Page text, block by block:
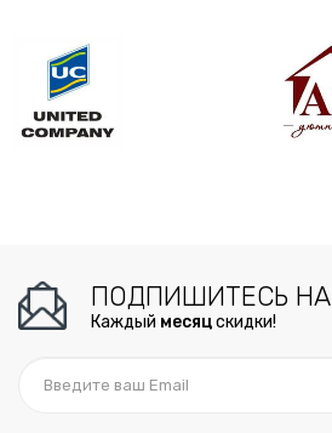
ПОДПИШИТЕСЬ НА
Каждый месяцскидки!